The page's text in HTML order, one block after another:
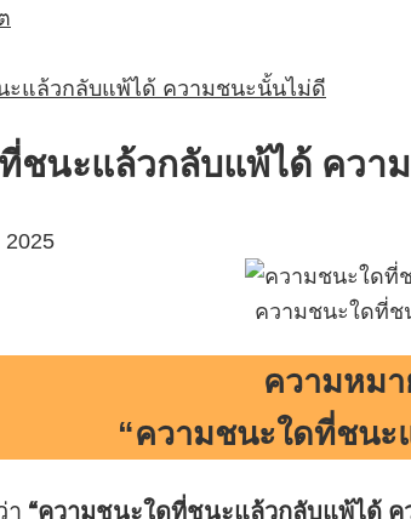
ะแล้วกลับแพ้ได้ ความชนะนั้นไม่ดี
ชนะแล้วกลับแพ้ได้ ควา
ความชนะใดที่
ความหม
“ความชนะใดที่ชน
“ความชนะใดที่ชนะแล้วกลับแพ้ได้